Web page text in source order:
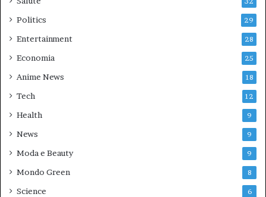
Politics 29
Entertainment 28
Economia 25
Anime News 18
Tech 12
Health 9
News 9
Moda e Beauty 9
Mondo Green 8
Science 6